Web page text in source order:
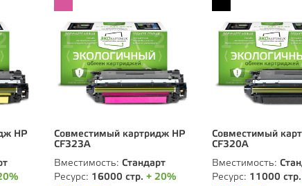
HP
Совместимый картридж HP
CF323А
Вместимость: Стандарт
Ресурс: 16000 стр. + 20%
Совместимый
CF320А
Вместимость:
Ресурс: 11000 стр.